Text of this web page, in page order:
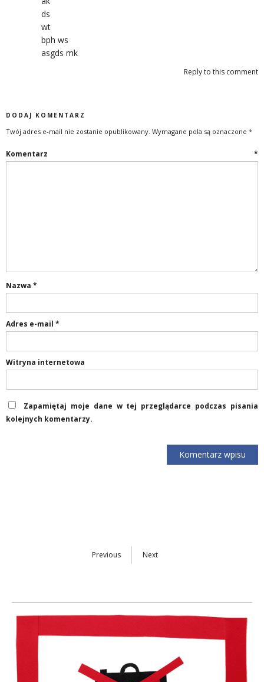
ds
wt
bph ws
asgds mk
Reply to this comment
DODAJ KOMENTARZ
Twój adres e-mail nie zostanie opublikowany. Wymagane pola są oznaczone *
Komentarz *
Nazwa *
Adres e-mail *
Witryna internetowa
Zapamiętaj moje dane w tej przeglądarce podczas pisania
kolejnych komentarzy.
Previous Next